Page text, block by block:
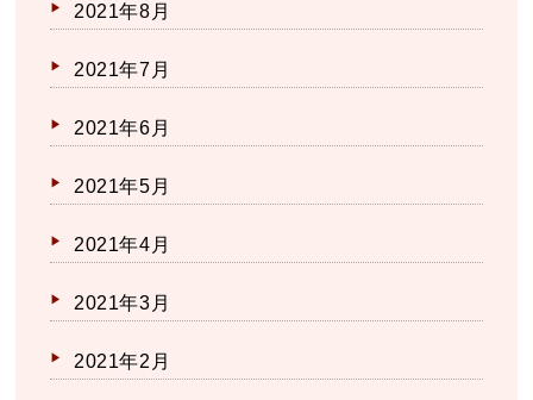
2021年8月
2021年7月
2021年6月
2021年5月
2021年4月
2021年3月
2021年2月